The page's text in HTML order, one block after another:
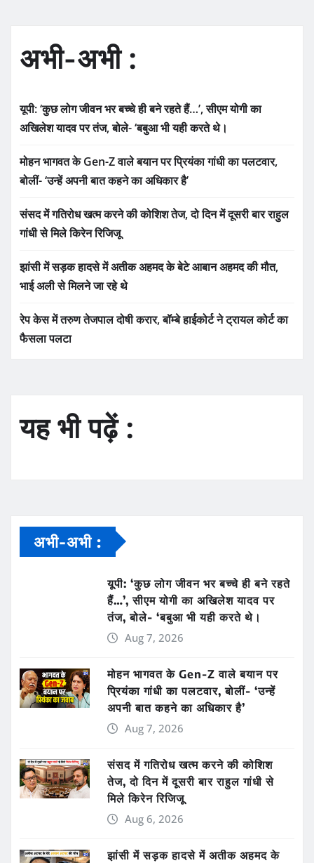
अभी-अभी :
यूपी: ‘कुछ लोग जीवन भर बच्चे ही बने रहते हैं…’, सीएम योगी का
अखिलेश यादव पर तंज, बोले- ‘बबुआ भी यही करते थे।
मोहन भागवत के Gen-Z वाले बयान पर प्रियंका गांधी का पलटवार,
बोलीं- ‘उन्हें अपनी बात कहने का अधिकार है’
संसद में गतिरोध खत्म करने की कोशिश तेज, दो दिन में दूसरी बार राहुल
गांधी से मिले किरेन रिजिजू
झांसी में सड़क हादसे में अतीक अहमद के बेटे आबान अहमद की मौत,
भाई अली से मिलने जा रहे थे
रेप केस में तरुण तेजपाल दोषी करार, बॉम्बे हाईकोर्ट ने ट्रायल कोर्ट का
फैसला पलटा
यह भी पढ़ें :
अभी-अभी :
यूपी: ‘कुछ लोग जीवन भर बच्चे ही बने रहते
हैं…’, सीएम योगी का अखिलेश यादव पर
तंज, बोले- ‘बबुआ भी यही करते थे।
Aug 7, 2026
मोहन भागवत के Gen-Z वाले बयान पर
प्रियंका गांधी का पलटवार, बोलीं- ‘उन्हें
अपनी बात कहने का अधिकार है’
Aug 7, 2026
संसद में गतिरोध खत्म करने की कोशिश
तेज, दो दिन में दूसरी बार राहुल गांधी से
मिले किरेन रिजिजू
Aug 6, 2026
झांसी में सड़क हादसे में अतीक अहमद के